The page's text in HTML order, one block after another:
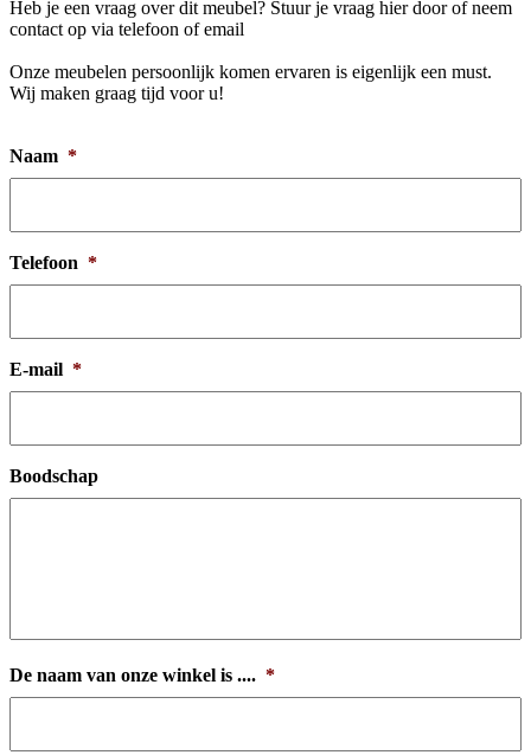
Heb je een vraag over dit meubel? Stuur je vraag hier door of neem
contact op via telefoon of email
Onze meubelen persoonlijk komen ervaren is eigenlijk een must.
Wij maken graag tijd voor u!
Naam *
Telefoon *
E-mail *
Boodschap
De naam van onze winkel is .... *